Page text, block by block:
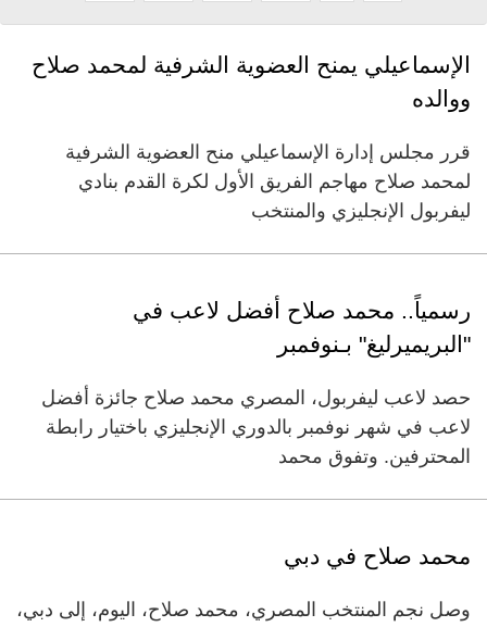
الإسماعيلي يمنح العضوية الشرفية لمحمد صلاح
ووالده
قرر مجلس إدارة الإسماعيلي منح العضوية الشرفية
لمحمد صلاح مهاجم الفريق الأول لكرة القدم بنادي
ليفربول الإنجليزي والمنتخب
رسمياً.. محمد صلاح أفضل لاعب في
"البريميرليغ" بـنوفمبر
حصد لاعب ليفربول، المصري محمد صلاح جائزة أفضل
لاعب في شهر نوفمبر بالدوري الإنجليزي باختيار رابطة
المحترفين. وتفوق محمد
محمد صلاح في دبي
وصل نجم المنتخب المصري، محمد صلاح، اليوم، إلى دبي،